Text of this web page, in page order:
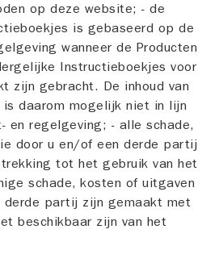
op deze website; - de
is gebaseerd op de
wanneer de Producten
Instructieboekjes voor
zijn gebracht. De inhoud van
daarom mogelijk niet in lijn
en regelgeving; - alle schade,
door u en/of een derde partij
tot het gebruik van het
schade, kosten of uitgaven
partij zijn gemaakt met
beschikbaar zijn van het